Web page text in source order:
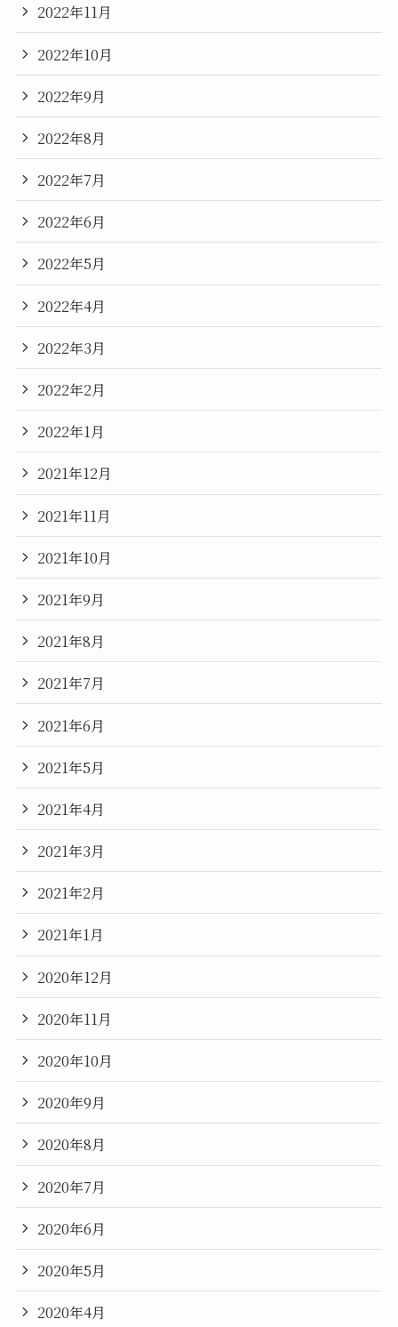
2022年11月
2022年10月
2022年9月
2022年8月
2022年7月
2022年6月
2022年5月
2022年4月
2022年3月
2022年2月
2022年1月
2021年12月
2021年11月
2021年10月
2021年9月
2021年8月
2021年7月
2021年6月
2021年5月
2021年4月
2021年3月
2021年2月
2021年1月
2020年12月
2020年11月
2020年10月
2020年9月
2020年8月
2020年7月
2020年6月
2020年5月
2020年4月